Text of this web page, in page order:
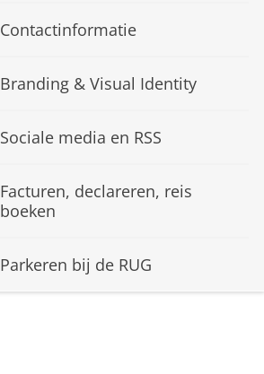
Contactinformatie
Branding & Visual Identity
Sociale media en RSS
Facturen, declareren, reis
boeken
Parkeren bij de RUG